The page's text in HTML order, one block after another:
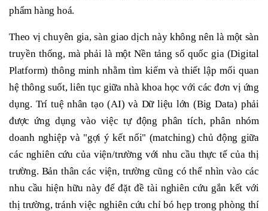
phẩm hàng hoá.
Theo vị chuyên gia, sàn giao dịch này không nên là một sàn
truyền thống, mà phải là một Nền tảng số quốc gia (Digital
Platform) thông minh nhằm tìm kiếm và thiết lập mối quan
hệ thông suốt, liên tục giữa nhà khoa học với các đơn vị ứng
dụng. Trí tuệ nhân tạo (AI) và Dữ liệu lớn (Big Data) phải
được ứng dụng vào việc tự động phân tích, phân nhóm
doanh nghiệp và "gợi ý kết nối" (matching) chủ động giữa
các nghiên cứu của viện/trường với nhu cầu thực tế của thị
trường. Bản thân các viện, trường cũng có thể nhìn vào các
nhu cầu hiện hữu này để đặt đề tài nghiên cứu gắn kết với
thị trường, tránh việc nghiên cứu chỉ bó hẹp trong phòng thí